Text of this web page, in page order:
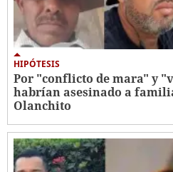
HIPÓTESIS
Por "conflicto de mara" y
habrían asesinado a
Olanchito